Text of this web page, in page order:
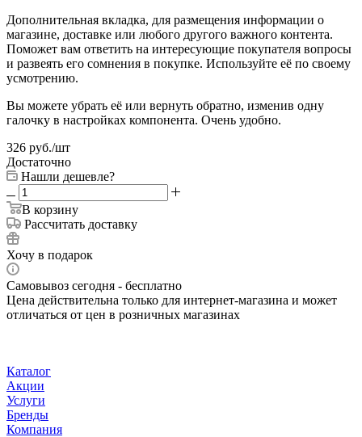
Дополнительная вкладка, для размещения информации о
магазине, доставке или любого другого важного контента.
Поможет вам ответить на интересующие покупателя вопросы
и развеять его сомнения в покупке. Используйте её по своему
усмотрению.
Вы можете убрать её или вернуть обратно, изменив одну
галочку в настройках компонента. Очень удобно.
326 руб./шт
Достаточно
Нашли дешевле?
В корзину
Рассчитать доставку
Хочу в подарок
Самовывоз сегодня - бесплатно
Цена действительна только для интернет-магазина и может
отличаться от цен в розничных магазинах
Каталог
Акции
Услуги
Бренды
Компания